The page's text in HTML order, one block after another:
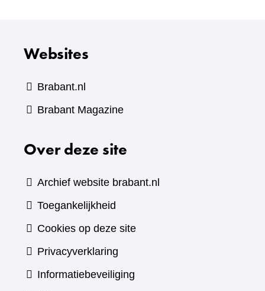
Websites
Brabant.nl
Brabant Magazine(verwijst
een
website)
Over deze site
Archief website brabant.nl
Toegankelijkheid
Cookies op deze site
Privacyverklaring
Informatiebeveiliging